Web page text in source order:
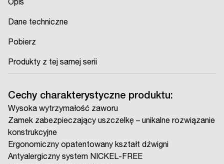
Opis
Dane techniczne
Pobierz
Produkty z tej samej serii
Cechy charakterystyczne produktu:
Wysoka wytrzymałość zaworu
Zamek zabezpieczający uszczelkę – unikalne rozwiązanie
konstrukcyjne
Ergonomiczny opatentowany kształt dźwigni
Antyalergiczny system NICKEL-FREE